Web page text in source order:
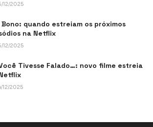
12/2025
Bono: quando estreiam os próximos
na Netflix
12/2025
Tivesse Falado…: novo filme estreia
12/2025